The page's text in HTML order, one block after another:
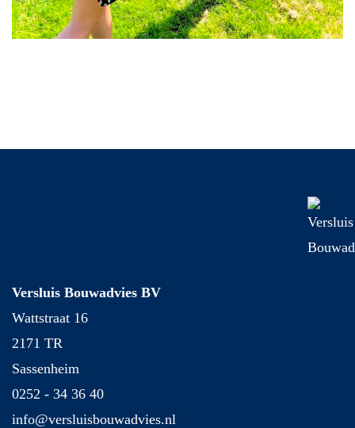
Versluis Bouwadvies BV
Wattstraat 16
2171 TR
Sassenheim
0252 - 34 36 40
info@versluisbouwadvies.nl